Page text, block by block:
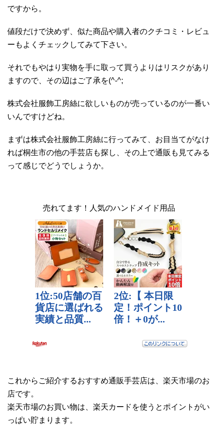
ですから。
値段だけで決めず、似た商品や購入者のクチコミ・レビュ
ーもよくチェックしてみて下さい。
それでもやはり実物を手に取って買うよりはリスクがあり
ますので、その辺はご了承を(^-^;
株式会社服飾工房絲に欲しいものが売っているのが一番い
いんですけどね。
まずは株式会社服飾工房絲に行ってみて、お目当てがなけ
れば桐生市の他の手芸店も探し、その上で通販も見てみる
って感じでどうでしょうか。
売れてます！人気のハンドメイド用品
これからご紹介するおすすめ通販手芸店は、楽天市場のお
店です。
楽天市場のお買い物は、楽天カードを使うとポイントがい
っぱい貯まります。